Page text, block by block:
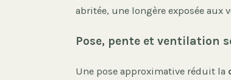
abritée, une longère exposée aux
Pose, pente et ventilation
Une pose approximative réduit la